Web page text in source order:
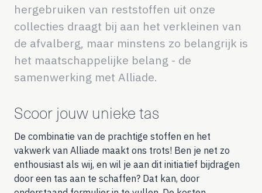
hergebruiken van reststoffen uit onze
collecties draagt bij aan het verkleinen van
de afvalberg, maar minstens zo belangrijk is
het maatschappelijke belang - de
samenwerking met Alliade.
Scoor jouw unieke tas
De combinatie van de prachtige stoffen en het
vakwerk van Alliade maakt ons trots! Ben je net zo
enthousiast als wij, en wil je aan dit initiatief bijdragen
door een tas aan te schaffen? Dat kan, door